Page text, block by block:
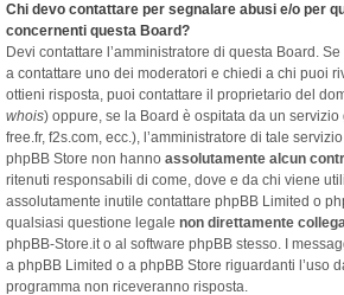
Chi devo contattare per segnalare abusi e/o per
concernenti questa Board?
Devi contattare l’amministratore di questa Board.
a contattare uno dei moderatori e chiedi a chi puoi
ottieni risposta, puoi contattare il proprietario del
whois) oppure, se la Board è ospitata da un
free.fr, f2s.com, ecc.), l’amministratore di tale
phpBB Store non hanno assolutamente alcun
ritenuti responsabili di come, dove e da chi viene
assolutamente inutile contattare phpBB Limited o
qualsiasi questione legale non direttamente
phpBB-Store.it o al software phpBB stesso. I
a phpBB Limited o a phpBB Store riguardanti l’uso
programma non riceveranno risposta.